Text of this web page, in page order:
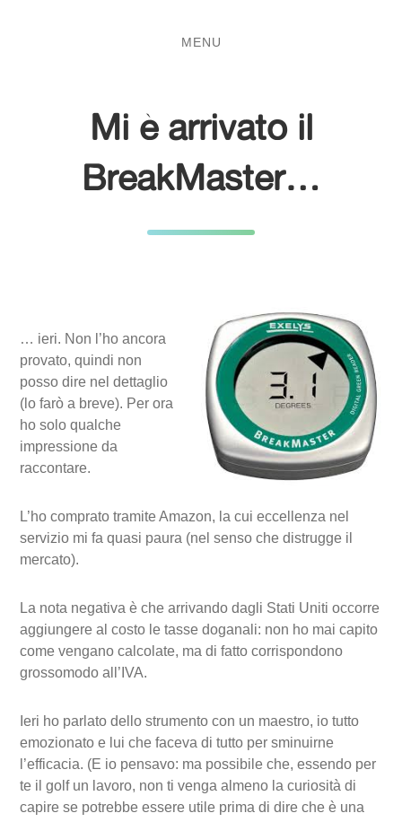
MENU
Mi è arrivato il
BreakMaster…
… ieri. Non l’ho ancora
provato, quindi non
posso dire nel dettaglio
(lo farò a breve). Per ora
ho solo qualche
impressione da
raccontare.
L’ho comprato tramite Amazon, la cui eccellenza nel
servizio mi fa quasi paura (nel senso che distrugge il
mercato).
La nota negativa è che arrivando dagli Stati Uniti occorre
aggiungere al costo le tasse doganali: non ho mai capito
come vengano calcolate, ma di fatto corrispondono
grossomodo all’IVA.
Ieri ho parlato dello strumento con un maestro, io tutto
emozionato e lui che faceva di tutto per sminuirne
l’efficacia. (E io pensavo: ma possibile che, essendo per
te il golf un lavoro, non ti venga almeno la curiosità di
capire se potrebbe essere utile prima di dire che è una